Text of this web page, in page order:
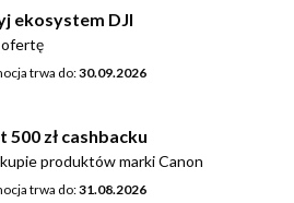
ekosystem DJI
ofertę
trwa do:30.09.2026
500 zł cashbacku
produktów marki Canon
trwa do:31.08.2026